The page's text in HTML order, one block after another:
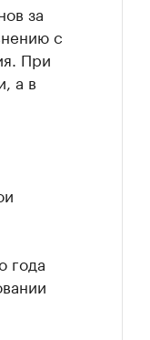
за
с
При
а в
года